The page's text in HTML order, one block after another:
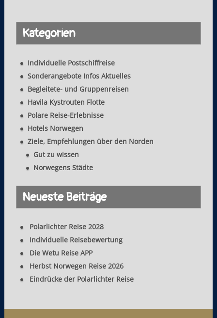
a
g
a
t
o
Kategorien
Individuelle Postschiffreise
Sonderangebote Infos Aktuelles
Begleitete- und Gruppenreisen
Havila Kystrouten Flotte
Polare Reise-Erlebnisse
Hotels Norwegen
Ziele, Empfehlungen über den Norden
Gut zu wissen
Norwegens Städte
Neueste Beiträge
Polarlichter Reise 2028
Individuelle Reisebewertung
Die Wetu Reise APP
Herbst Norwegen Reise 2026
Eindrücke der Polarlichter Reise